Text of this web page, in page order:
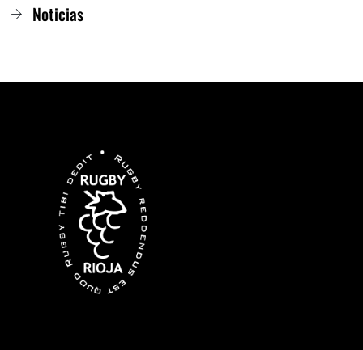
Noticias